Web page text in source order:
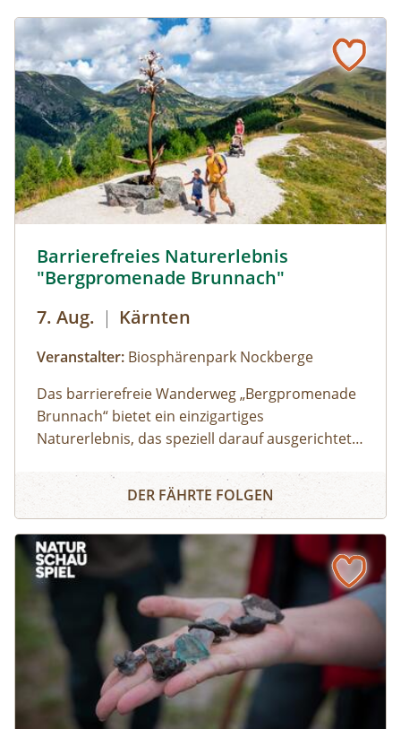
Barrierefreies Naturerlebnis
"Bergpromenade Brunnach"
7. Aug. | Kärnten
Veranstalter: Biosphärenpark Nockberge
Das barrierefreie Wanderweg „Bergpromenade
Brunnach“ bietet ein einzigartiges
Naturerlebnis, das speziell darauf ausgerichtet
Mobilitätseinschränkungen oder Familien mit
Kinderwägen die Schönheit der Alm
der Speicklehrpfad entlang der Promenade.
Gemeinsam mit einem/einer Biosphärenpark-
Ranger: in erkunden Sie diesen Weg und
erfahren die Bedeutung und Einzigartigkeit der
heimischen Speikpflanze.
Barrierefreies Naturerlebnis "Bergpromenade Brunnach"
DER FÄHRTE FOLGEN